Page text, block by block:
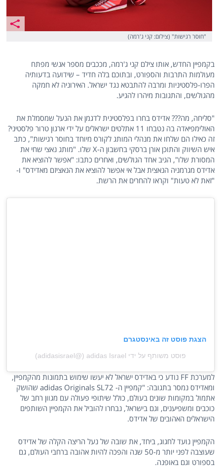
"חוסר רגישות" (צילום: קני ג'רמה)
בקמפיין החדש, אותו צילם קני ג'רמה, מככבים מספר אנשי מפתח
מעולמות התרבות והספורט, ובתוכם בלה חדיד – שידועה בדעותיה
הפרו-פלסטיניות ומרבה להתבטא נגד ישראל. האירוניה לא חמקה
מהגולשים, והתגובות מיהרו להגיע.
"סליחה, מה??? אדידס בחרו בפלסטינית לדגמן את הנעל שמסמלת את
האולימפיאדה בה נטבחו 11 אתלטים ישראלים על ידי ארגון טרור פלסטיני?
זה כאילו הם שלחו את מנהלי המותג לקורס מיוחד בחוסר רגישות", כתב
איש השיווק והתוכן אורן ברסקי בחשבון ה-X שלו. "מותג נאצי שחי את
המסורת שלו", הגיב אחד הגולשים, ואחרים כתבו: "אפשר להוציא את
אדידס מגרמניה הנאצית אבל אי אפשר להוציא את הנאציזם מאדידס" ו-
"זאת לא טעות" וקראו להחרים את הרשת.
הצגת פוסט זה באינסטגרם
פוסט משותף על ידי ‏‎adidas Israel‎‏ (@‏‎adidasisrael‎‏)
למערכת FF נודע כי באדידס ישראל לא יעשו שימוש בתמונות מהקמפיין,
ומאדידס נמסר בתגובה: "קמפיין ה- adidas Originals SL72 שהושק
אתמול במקומות שונים בעולם, כולל שיתופי פעולה עם מגוון רחב של
כוכבים ומשפיענים, וגם בישראל, נבחרו להוביל את הקמפיין השותפים
הישראלים האהובים של אדידס.
הקמפיין נועד לחגוג, ביחד, את שובה של נעל הריצה הקלה של אדידס
שעוצבה לפני יותר מ-50 שנה והפכה להיות אהובה ברחבי העולם, גם
בספורט וגם באופנה.